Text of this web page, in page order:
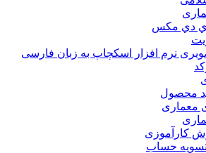
دي ﻣﮑﺲ
نرم افزار اسکچاپ به زبان فارسی
محصول
معماری
کارآموزی
حساب